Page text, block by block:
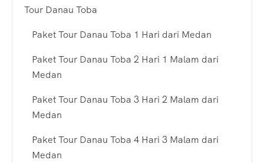
Tour Danau Toba
Paket Tour Danau Toba 1 Hari dari Medan
Paket Tour Danau Toba 2 Hari 1 Malam dari
Medan
Paket Tour Danau Toba 3 Hari 2 Malam dari
Medan
Paket Tour Danau Toba 4 Hari 3 Malam dari
Medan